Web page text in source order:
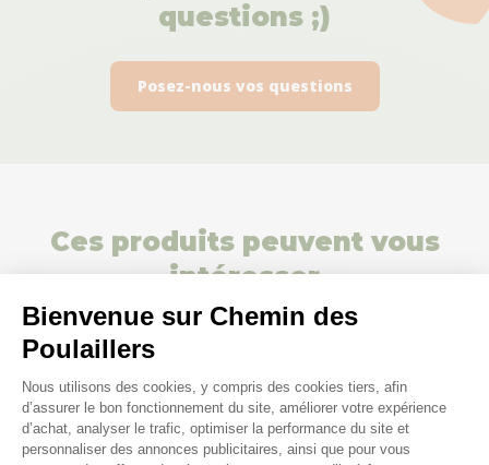
Bienvenue sur Chemin des
Poulaillers
Plateforme de Gestion du
Nous utilisons des cookies, y compris des cookies tiers, afin
d’assurer le bon fonctionnement du site, améliorer votre expérience
d’achat, analyser le trafic, optimiser la performance du site et
personnaliser des annonces publicitaires, ainsi que pour vous
questions ;)
Posez-nous vos questions
Ces produits peuvent vous
intéresser